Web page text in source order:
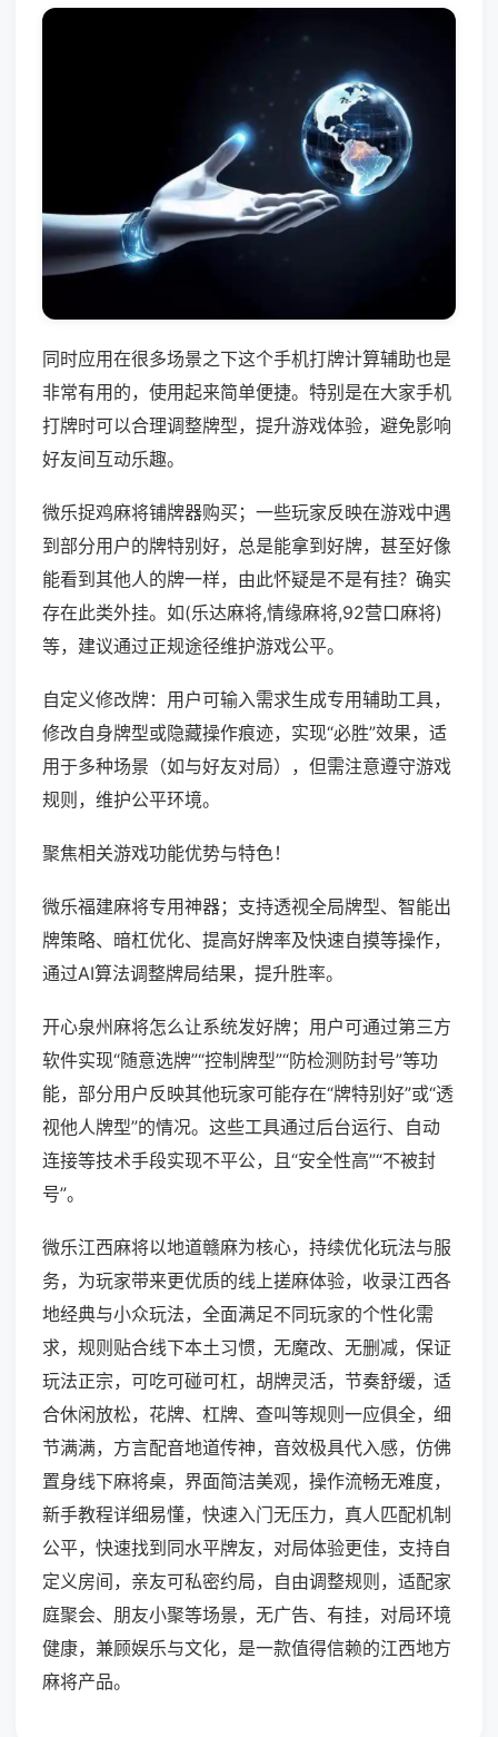
同时应用在很多场景之下这个手机打牌计算辅助也是
非常有用的，使用起来简单便捷。特别是在大家手机
打牌时可以合理调整牌型，提升游戏体验，避免影响
好友间互动乐趣。
微乐捉鸡麻将铺牌器购买；一些玩家反映在游戏中遇
到部分用户的牌特别好，总是能拿到好牌，甚至好像
能看到其他人的牌一样，由此怀疑是不是有挂？确实
存在此类外挂。如(乐达麻将,情缘麻将,92营口麻将)
等，建议通过正规途径维护游戏公平。
自定义修改牌：用户可输入需求生成专用辅助工具，
修改自身牌型或隐藏操作痕迹，实现“必胜”效果，适
用于多种场景（如与好友对局），但需注意遵守游戏
规则，维护公平环境。
聚焦相关游戏功能优势与特色！
微乐福建麻将专用神器；支持透视全局牌型、智能出
牌策略、暗杠优化、提高好牌率及快速自摸等操作，
通过AI算法调整牌局结果，提升胜率。
开心泉州麻将怎么让系统发好牌；用户可通过第三方
软件实现“随意选牌”“控制牌型”“防检测防封号”等功
能，部分用户反映其他玩家可能存在“牌特别好”或“透
视他人牌型”的情况。这些工具通过后台运行、自动
连接等技术手段实现不平公，且“安全性高”“不被封
号”。
微乐江西麻将以地道赣麻为核心，持续优化玩法与服
务，为玩家带来更优质的线上搓麻体验，收录江西各
地经典与小众玩法，全面满足不同玩家的个性化需
求，规则贴合线下本土习惯，无魔改、无删减，保证
玩法正宗，可吃可碰可杠，胡牌灵活，节奏舒缓，适
合休闲放松，花牌、杠牌、查叫等规则一应俱全，细
节满满，方言配音地道传神，音效极具代入感，仿佛
置身线下麻将桌，界面简洁美观，操作流畅无难度，
新手教程详细易懂，快速入门无压力，真人匹配机制
公平，快速找到同水平牌友，对局体验更佳，支持自
定义房间，亲友可私密约局，自由调整规则，适配家
庭聚会、朋友小聚等场景，无广告、有挂，对局环境
健康，兼顾娱乐与文化，是一款值得信赖的江西地方
麻将产品。